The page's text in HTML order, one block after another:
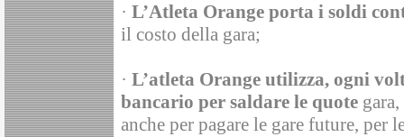
· L’Atleta Orange porta i soldi
il costo della gara;
· L’atleta Orange utilizza, ogni
bancario per saldare le quote
anche per pagare le gare future, per